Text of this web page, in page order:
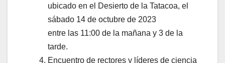
ubicado en el Desierto de la Tatacoa, el
sábado 14 de octubre de 2023
entre las 11:00 de la mañana y 3 de la
tarde.
Encuentro de rectores y líderes de ciencia